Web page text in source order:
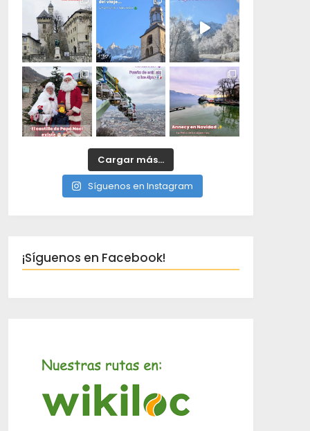
Cargar más...
Síguenos en Instagram
¡Síguenos en Facebook!